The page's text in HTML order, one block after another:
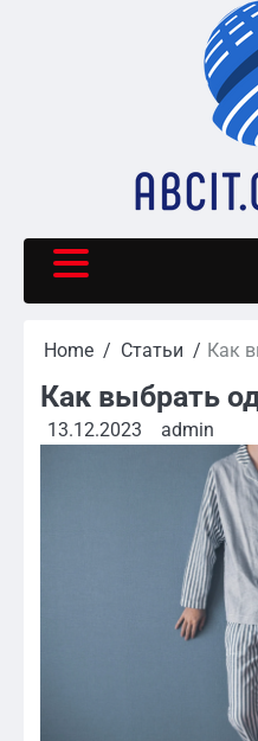
Home Статьи Как
Как выбрать
13.12.2023 admin